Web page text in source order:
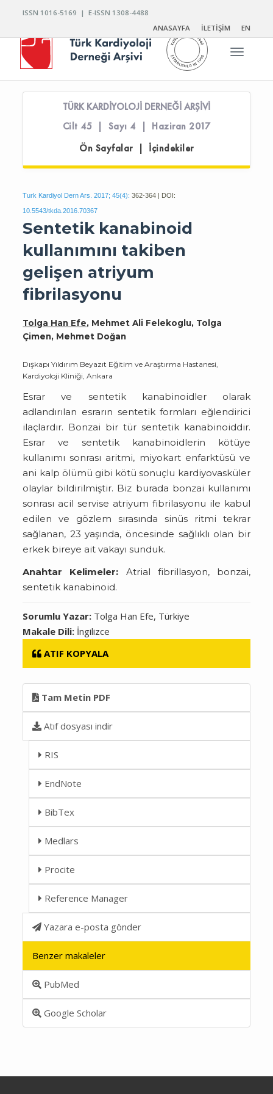
ISSN 1016-5169 | E-ISSN 1308-4488
ANASAYFA
İLETİŞİM EN
Toggle
TÜRK KARDİYOLOJİ DERNEĞİ ARŞİVİ
Cilt 45 | Sayı 4 | Haziran 2017
Ön Sayfalar | İçindekiler
Turk Kardiyol Dern Ars. 2017; 45(4): 362-364 | DOI:
10.5543/tkda.2016.70367
Sentetik kanabinoid
kullanımını takiben
gelişen atriyum
fibrilasyonu
Tolga Han Efe, Mehmet Ali Felekoglu, Tolga
Çimen, Mehmet Doğan
Dışkapı Yıldırım Beyazıt Eğitim ve Araştırma Hastanesi,
Kardiyoloji Kliniği, Ankara
Esrar ve sentetik kanabinoidler olarak
adlandırılan esrarın sentetik formları eğlendirici
ilaçlardır. Bonzai bir tür sentetik kanabinoiddir.
Esrar ve sentetik kanabinoidlerin kötüye
kullanımı sonrası aritmi, miyokart enfarktüsü ve
ani kalp ölümü gibi kötü sonuçlu kardiyovasküler
olaylar bildirilmiştir. Biz burada bonzai kullanımı
sonrası acil servise atriyum fibrilasyonu ile kabul
edilen ve gözlem sırasında sinüs ritmi tekrar
sağlanan, 23 yaşında, öncesinde sağlıklı olan bir
erkek bireye ait vakayı sunduk.
Anahtar Kelimeler: Atrial fibrillasyon, bonzai,
sentetik kanabinoid.
Sorumlu Yazar: Tolga Han Efe, Türkiye
Makale Dili: İngilizce
ATIF KOPYALA
Tam Metin PDF
Atıf dosyası indir
RIS
EndNote
BibTex
Medlars
Procite
Reference Manager
Yazara e-posta gönder
Benzer makaleler
PubMed
Google Scholar